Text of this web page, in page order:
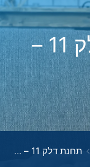
מענה ל־תחנת דלק 11 –
תחנת דלק 11 – ריצוף טכני